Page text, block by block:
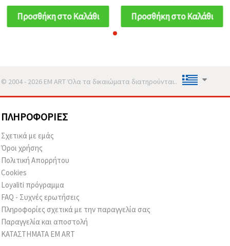
Προσθήκη στο Καλάθι Προσθήκη στο Καλάθι
© 2004 - 2026 EM ART Όλα τα δικαιώματα διατηρούνται..
ΠΛΗΡΟΦΟΡΊΕΣ
Σχετικά με εμάς
Όροι χρήσης
Πολιτική Απορρήτου
Cookies
Loyaliti πρόγραμμα
FAQ - Συχνές ερωτήσεις
Πληροφορίες σχετικά με την παραγγελία σας
Παραγγελία και αποστολή
ΚΑΤΑΣΤΗΜΑΤΑ EM ART